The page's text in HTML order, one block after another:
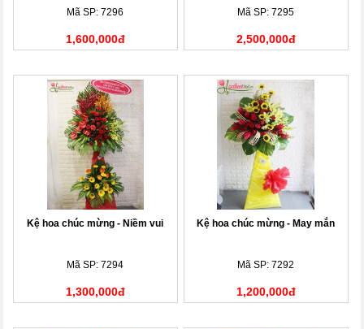
Mã SP: 7296
1,600,000đ
Mã SP: 7295
2,500,000đ
Kệ hoa chúc mừng - Niềm vui
Mã SP: 7294
1,300,000đ
Kệ hoa chúc mừng - May mắn
Mã SP: 7292
1,200,000đ